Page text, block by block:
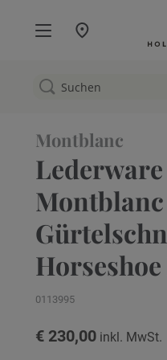
Montblanc
Montblanc
0113995
€ 230,00